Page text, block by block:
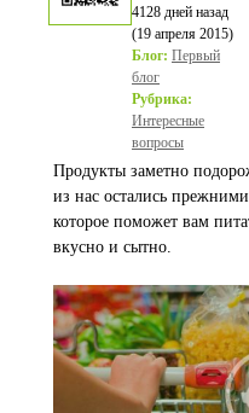
4128 дней назад
(19 апреля 2015)
Блог: Первый
блог
Рубрика:
Интересные
вопросы
Продукты заметно
из нас остались
которое поможет вам
вкусно и сытно.